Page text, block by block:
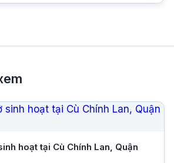
hoạt tại Cù Chính Lan, Quận